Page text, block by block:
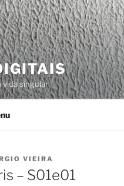
vida singular
VIEIRA
– S01e01